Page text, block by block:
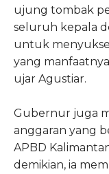
ujung tombak
seluruh kepala
untuk
yang
ujar Agustiar.
Gubernur juga
anggaran yang
APBD
demikian, ia